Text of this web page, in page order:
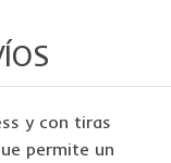
y con tiras
permite un